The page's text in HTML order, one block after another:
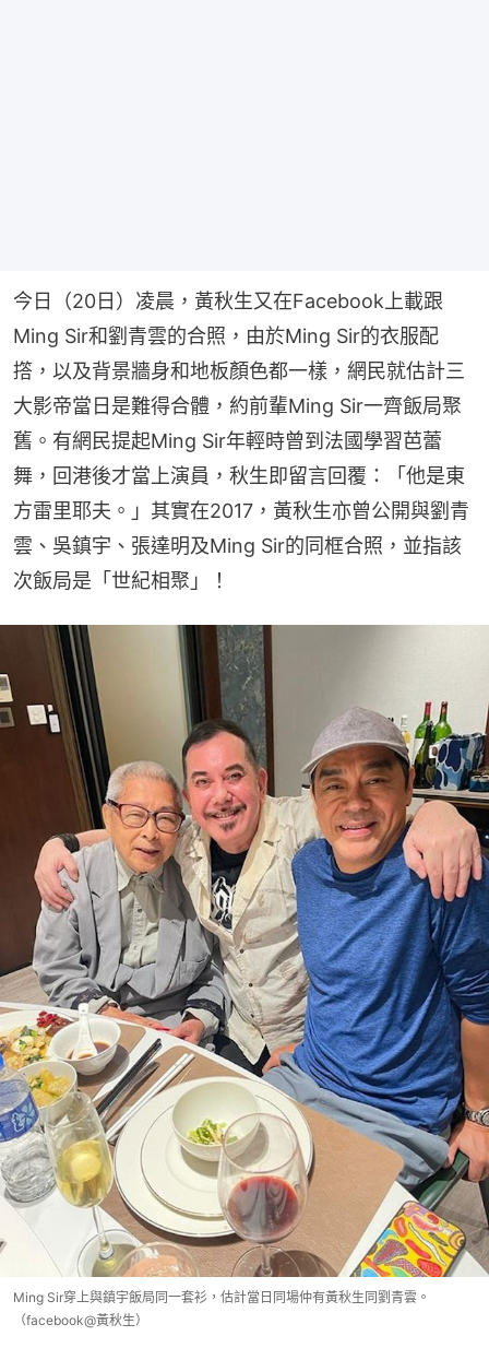
今日（20日）凌晨，黃秋生又在Facebook上載跟
Ming Sir和劉青雲的合照，由於Ming Sir的衣服配
撘，以及背景牆身和地板顏色都一樣，網民就估計三
大影帝當日是難得合體，約前輩Ming Sir一齊飯局聚
舊。有網民提起Ming Sir年輕時曾到法國學習芭蕾
舞，回港後才當上演員，秋生即留言回覆：「他是東
方雷里耶夫。」其實在2017，黃秋生亦曾公開與劉青
雲、吳鎮宇、張達明及Ming Sir的同框合照，並指該
次飯局是「世紀相聚」！
Ming Sir穿上與鎮宇飯局同一套衫，估計當日同場仲有黃秋生同劉青雲。
（facebook@黃秋生）